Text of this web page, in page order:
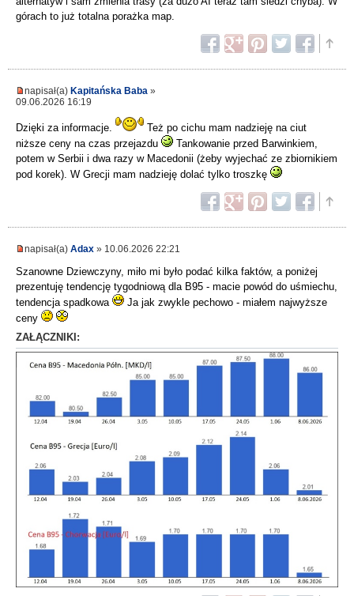
górach to już totalna porażka map.
napisał(a) Kapitańska Baba »
09.06.2026 16:19
Dzięki za informacje.
Też po cichu mam nadzieję na ciut
niższe ceny na czas przejazdu
Tankowanie przed Barwinkiem,
potem w Serbii i dwa razy w Macedonii (żeby wyjechać ze zbiornikiem
pod korek). W Grecji mam nadzieję dolać tylko troszkę
napisał(a) Adax » 10.06.2026 22:21
Szanowne Dziewczyny, miło mi było podać kilka faktów, a poniżej
prezentuję tendencję tygodniową dla B95 - macie powód do uśmiechu,
tendencja spadkowa
Ja jak zwykle pechowo - miałem najwyższe
ceny
ZAŁĄCZNIKI: